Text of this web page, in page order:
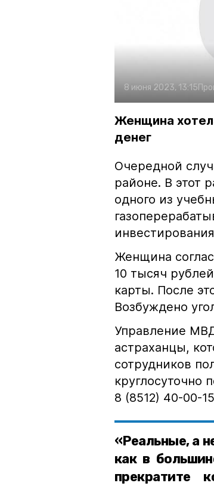
8 июня 2023, 13:15
Женщина
денег
Очередной
районе. В этот
одного из
Женщина
10 тысяч
карты. После
Возбуждено
Управление
астраханцы,
сотрудников
круглосуточно
8 (8512) 40-00-
«Реальные, а
как в
прекратите